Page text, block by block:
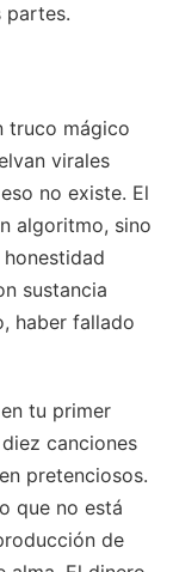
partes.
truco mágico
virales
no existe. El
algoritmo, sino
sustancia
haber fallado
tu primer
canciones
pretenciosos.
que no está
de